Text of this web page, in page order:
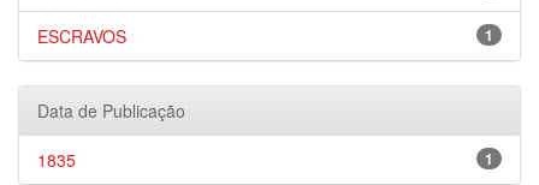
1
ESCRAVOS
Data de Publicação
1
1835